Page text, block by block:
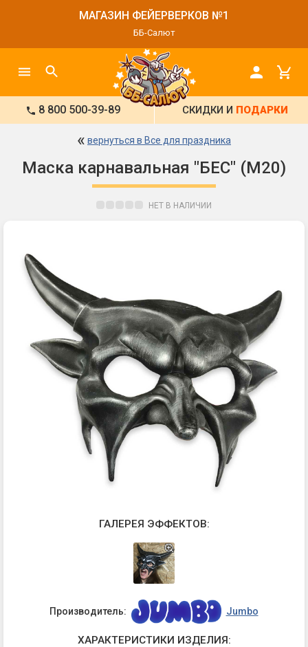
МАГАЗИН ФЕЙЕРВЕРКОВ №1
ББ-Салют
8 800 500-39-89 СКИДКИ И ПОДАРКИ
« вернуться в Все для праздника
Маска карнавальная "БЕС" (М20)
НЕТ В НАЛИЧИИ
ГАЛЕРЕЯ ЭФФЕКТОВ:
Производитель: Jumbo
ХАРАКТЕРИСТИКИ ИЗДЕЛИЯ: